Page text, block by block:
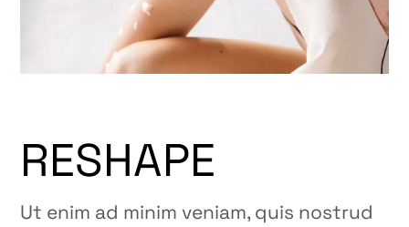
RESHAPE
Ut enim ad minim veniam, quis nostrud